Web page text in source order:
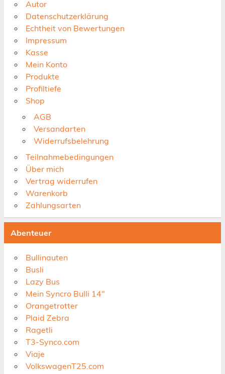
Autor
Datenschutzerklärung
Echtheit von Bewertungen
Impressum
Kasse
Mein Konto
Produkte
Profiltiefe
Shop
AGB
Versandarten
Widerrufsbelehrung
Teilnahmebedingungen
Über mich
Vertrag widerrufen
Warenkorb
Zahlungsarten
Abenteuer
Bullinauten
Busli
Lazy Bus
Mein Syncro Bulli 14"
Orangetrotter
Plaid Zebra
Ragetli
T3-Synco.com
Viaje
VolkswagenT25.com